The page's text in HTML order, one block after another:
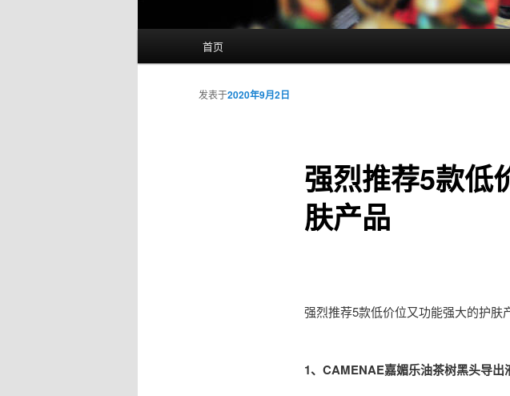
首页
强烈推荐5款低
肤产品
发表于2020年9月2日
强烈推荐5款低价位又功能强大的护肤
1、CAMENAE嘉媚乐油茶树黑头导出